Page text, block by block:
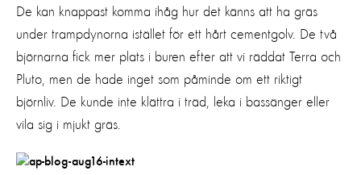
De kan knappast komma ihåg hur det känns att ha gräs
under trampdynorna istället för ett hårt cementgolv. De två
björnarna fick mer plats i buren efter att vi räddat Terra och
Pluto, men de hade inget som påminde om ett riktigt
björnliv. De kunde inte klättra i träd, leka i bassänger eller
vila sig i mjukt gräs.